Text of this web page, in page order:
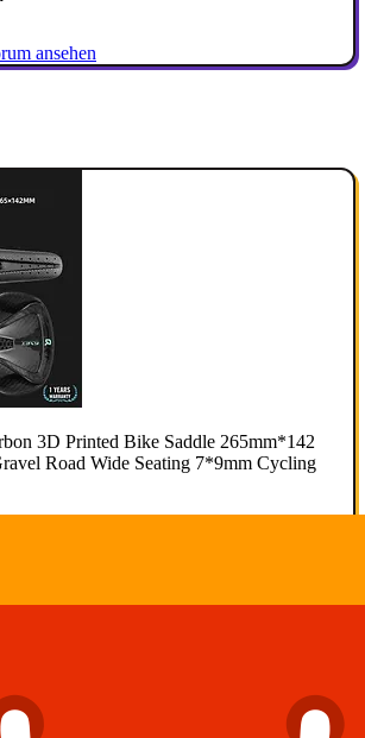
ansehen
3D Printed Bike Saddle 265mm*142
Road Wide Seating 7*9mm Cycling